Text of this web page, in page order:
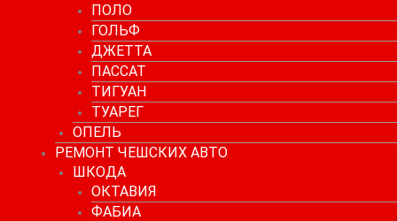
ПОЛО
ГОЛЬФ
ДЖЕТТА
ПАССАТ
ТИГУАН
ТУАРЕГ
ОПЕЛЬ
РЕМОНТ ЧЕШСКИХ АВТО
ШКОДА
ОКТАВИЯ
ФАБИА